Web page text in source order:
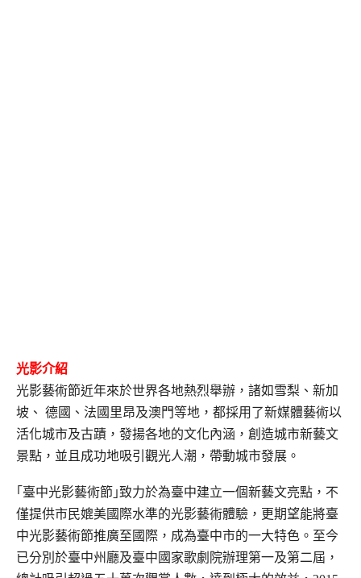
光影介紹
光影藝術節近年來於世界各地熱烈舉辦，諸如雪梨、新加
坡、 德國、法國里昂及澳門等地，都採用了新媒體藝術以
活化城市及古蹟，發揚各地的文化內涵，創造城市新藝文
景點，並且成功地吸引觀光人潮，帶動城市發展。
｢臺中光影藝術節｣致力於為臺中建立一個新藝文亮點，不
僅提供市民媲美國際水準的光影藝術體驗，更期望能將臺
中光影藝術節推廣至國際，成為臺中市的一大特色。至今
已分別於臺中州廳及臺中國家歌劇院辦理第一及第二屆，